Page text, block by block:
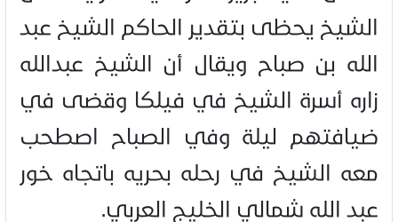
الشيخ يحظى بتقدير الحاكم الشيخ عبد
الله بن صباح ويقال أن الشيخ عبدالله
زاره أسرة الشيخ في فيلكا وقضى في
ضيافتهم ليلة وفي الصباح اصطحب
معه الشيخ في رحله بحريه باتجاه خور
عبد الله شمالي الخليج العربي.